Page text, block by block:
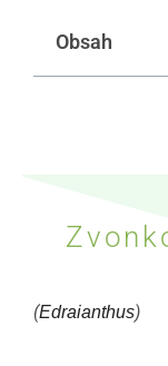
Obsah
(Edraianthus)